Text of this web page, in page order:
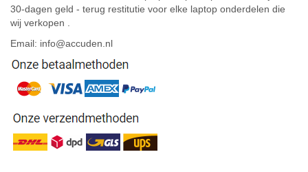
30-dagen geld - terug restitutie voor elke laptop onderdelen die
wij verkopen .
Email: info@accuden.nl